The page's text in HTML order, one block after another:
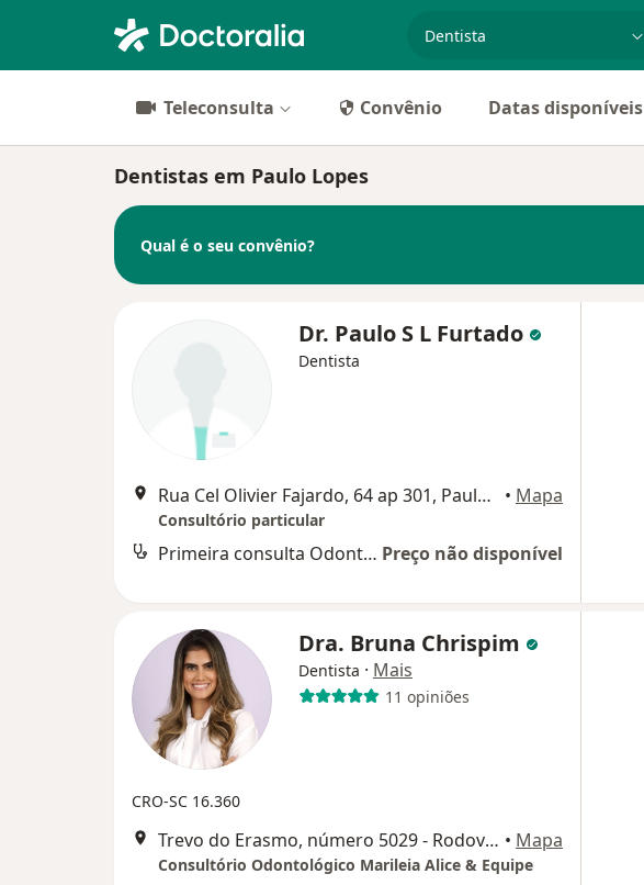
Teleconsulta Convênio Datas disponíveis
Dentistas em Paulo Lopes
Qual é o seu convênio?
Dr. Paulo S L Furtado
Dentista
Rua Cel Olivier Fajardo, 64 ap 301, Paulo Lopes • Mapa
Consultório particular
Primeira consulta Odontológica Preço não disponível
Dra. Bruna Chrispim
Dentista · Mais
11 opiniões
CRO-SC 16.360
Trevo do Erasmo, número 5029 - Rodovia SC-405, Florianópolis • Mapa
Consultório Odontológico Marileia Alice & Equipe